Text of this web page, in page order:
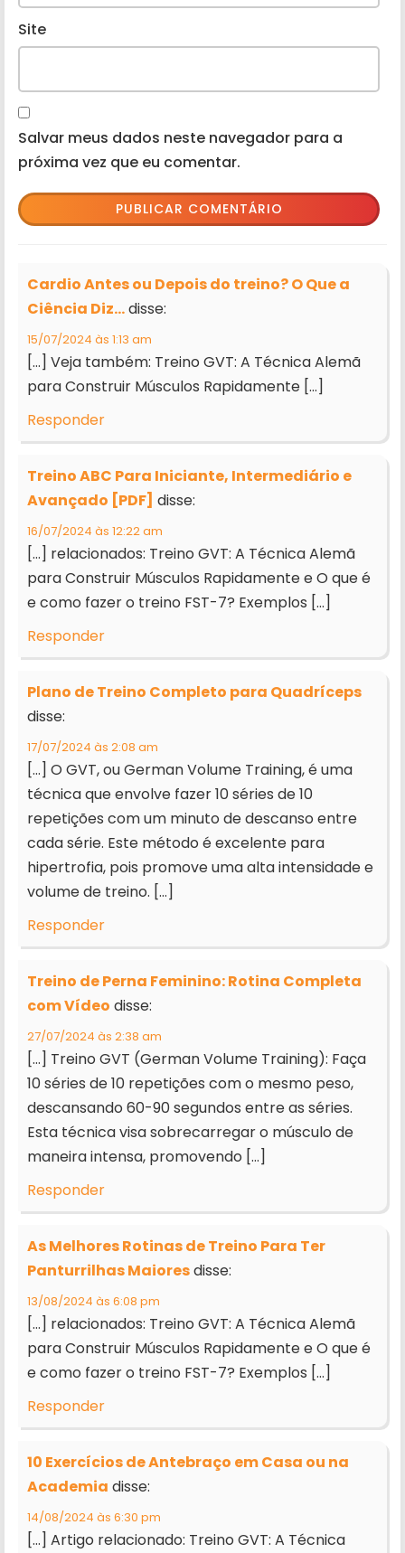
Site
Salvar meus dados neste navegador para a
próxima vez que eu comentar.
Cardio Antes ou Depois do treino? O Que a
Ciência Diz...disse:
15/07/2024 às 1:13 am
[…] Veja também: Treino GVT: A Técnica Alemã
para Construir Músculos Rapidamente […]
Responder
Treino ABC Para Iniciante, Intermediário e
Avançado [PDF] disse:
16/07/2024 às 12:22 am
[…] relacionados: Treino GVT: A Técnica Alemã
para Construir Músculos Rapidamente e O que é
e como fazer o treino FST-7? Exemplos […]
Responder
Plano de Treino Completo para Quadríceps
disse:
17/07/2024 às 2:08 am
[…] O GVT, ou German Volume Training, é uma
técnica que envolve fazer 10 séries de 10
repetições com um minuto de descanso entre
cada série. Este método é excelente para
hipertrofia, pois promove uma alta intensidade e
volume de treino. […]
Responder
Treino de Perna Feminino: Rotina Completa
com Vídeo disse:
27/07/2024 às 2:38 am
[…] Treino GVT (German Volume Training): Faça
10 séries de 10 repetições com o mesmo peso,
descansando 60-90 segundos entre as séries.
Esta técnica visa sobrecarregar o músculo de
maneira intensa, promovendo […]
Responder
As Melhores Rotinas de Treino Para Ter
Panturrilhas Maioresdisse:
13/08/2024 às 6:08 pm
[…] relacionados: Treino GVT: A Técnica Alemã
para Construir Músculos Rapidamente e O que é
e como fazer o treino FST-7? Exemplos […]
Responder
10 Exercícios de Antebraço em Casa ou na
Academia disse:
14/08/2024 às 6:30 pm
[…] Artigo relacionado: Treino GVT: A Técnica